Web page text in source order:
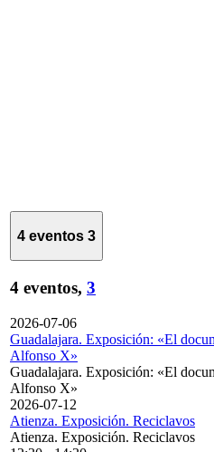
4 eventos 3
4 eventos, 3
2026-07-06
Guadalajara. Exposición: «El
Alfonso X»
Guadalajara. Exposición: «El
Alfonso X»
2026-07-12
Atienza. Exposición. Reciclavos
Atienza. Exposición. Reciclavos